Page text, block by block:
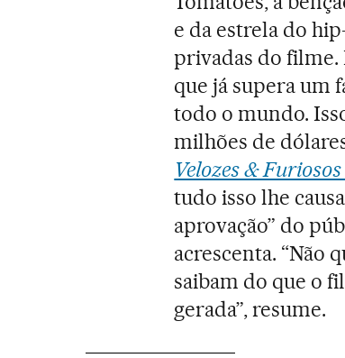
e da estrela do
privadas do filme.
que já supera um
todo o mundo.
milhões de
Velozes &
tudo isso lhe
aprovação” do
acrescenta. “Não
saibam do que o
gerada”, resume.